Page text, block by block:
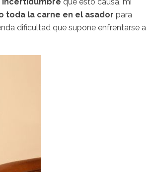
toda la carne en el asador para
dificultad que supone enfrentarse a